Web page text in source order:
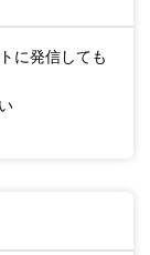
に発信しても